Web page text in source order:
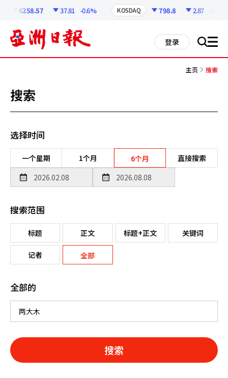
6258.57 37.81 -0.6% KOSDAQ 798.8 2.87 -0.36%
登录 搜 all
主页 搜索
搜索
选择时间
一个星期 1个月 6个月 直接搜索
搜索范围
标题 正文 标题+正文 关键词
记者 全部
全部的
搜索